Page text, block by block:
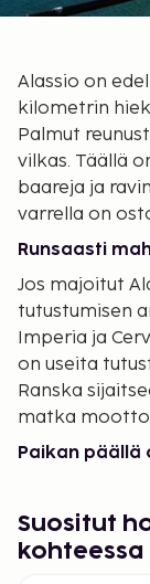
Alassio on
kilometrin
Palmut
vilkas. Täällä
baareja ja
varrella on
Runsaasti
Jos majoitut
tutustumisen
Imperia ja
on useita
Ranska
matka
Paikan
Suositut
kohteessa